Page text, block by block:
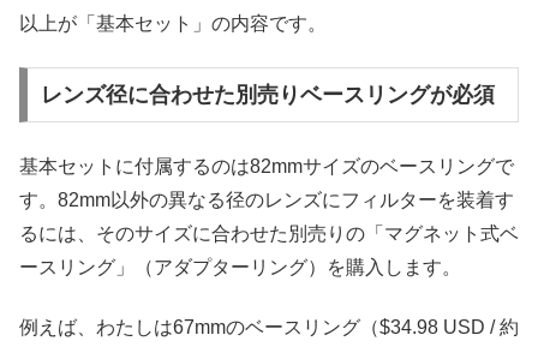
以上が「基本セット」の内容です。
レンズ径に合わせた別売りベースリングが必須
基本セットに付属するのは82mmサイズのベースリングで
す。82mm以外の異なる径のレンズにフィルターを装着す
るには、そのサイズに合わせた別売りの「マグネット式ベ
ースリング」（アダプターリング）を購入します。
例えば、わたしは67mmのベースリング（$34.98 USD / 約